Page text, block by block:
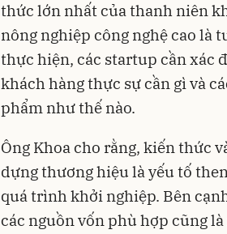
thức lớn nhất của thanh niên
nông nghiệp công nghệ cao là
thực hiện, các startup cần xác
khách hàng thực sự cần gì và
phẩm như thế nào.
Ông Khoa cho rằng, kiến thức
dựng thương hiệu là yếu tố
quá trình khởi nghiệp. Bên
các nguồn vốn phù hợp cũng